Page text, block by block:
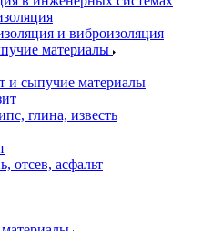
и виброизоляция
материалы
и сыпучие материалы
глина, известь
отсев, асфальт